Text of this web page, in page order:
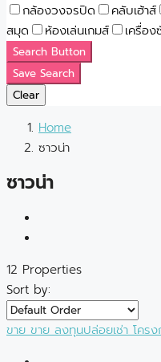
กล้องวงจรปิด
คลับเฮ้าส์
สมุด
ห้องเล่นเกมส์ เครื่อ
Search Button
Save Search
Clear
Home
ซาวน่า
ซาวน่า
12 Properties
Sort by:
ขาย ขาย ลงทุนปล่อยเช่า โคร